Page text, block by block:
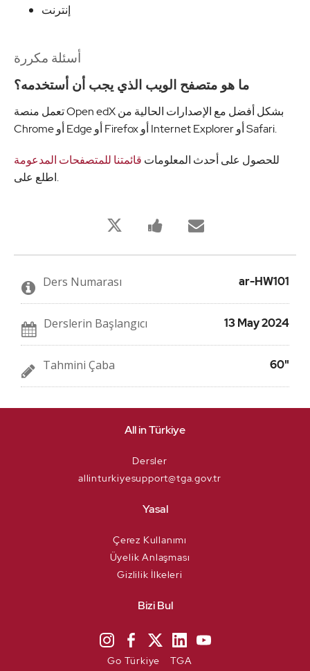
إنترنت
أسئلة مكررة
ما هو متصفح الويب الذي يجب أن أستخدمه؟
تعمل منصة Open edX بشكل أفضل مع الإصدارات الحالية من
Chrome أو Edge أو Firefox أو Internet Explorer أو Safari.
للحصول على أحدث المعلومات قائمتنا للمتصفحات المدعومة
اطلع على.
derse
twitleyin
Bu
derse
yaptığınızı
Facebook
mesajı
gönderin
Birisine
bu
posta
gönderin
Ders Numarası ar-HW101
Derslerin Başlangıcı 13 May 2024
Tahmini Çaba 60"
All in Türkiye
Dersler
allinturkiyesupport@tga.gov.tr
Yasal
Çerez Kullanımı
Üyelik Anlaşması
Gizlilik İlkeleri
Bizi Bul
Go Türkiye TGA